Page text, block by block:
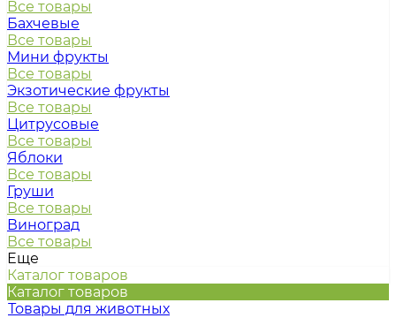
Все товары
Бахчевые
Все товары
Мини фрукты
Все товары
Экзотические фрукты
Все товары
Цитрусовые
Все товары
Яблоки
Все товары
Груши
Все товары
Виноград
Все товары
Еще
Каталог товаров
Каталог товаров
Товары для животных